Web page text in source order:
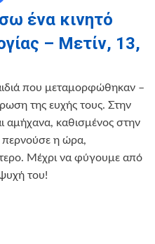
ένα κινητό
– Μετίν, 13,
που μεταμορφώθηκαν –
της ευχής τους. Στην
αμήχανα, καθισμένος στην
περνούσε η ώρα,
Μέχρι να φύγουμε από
του!